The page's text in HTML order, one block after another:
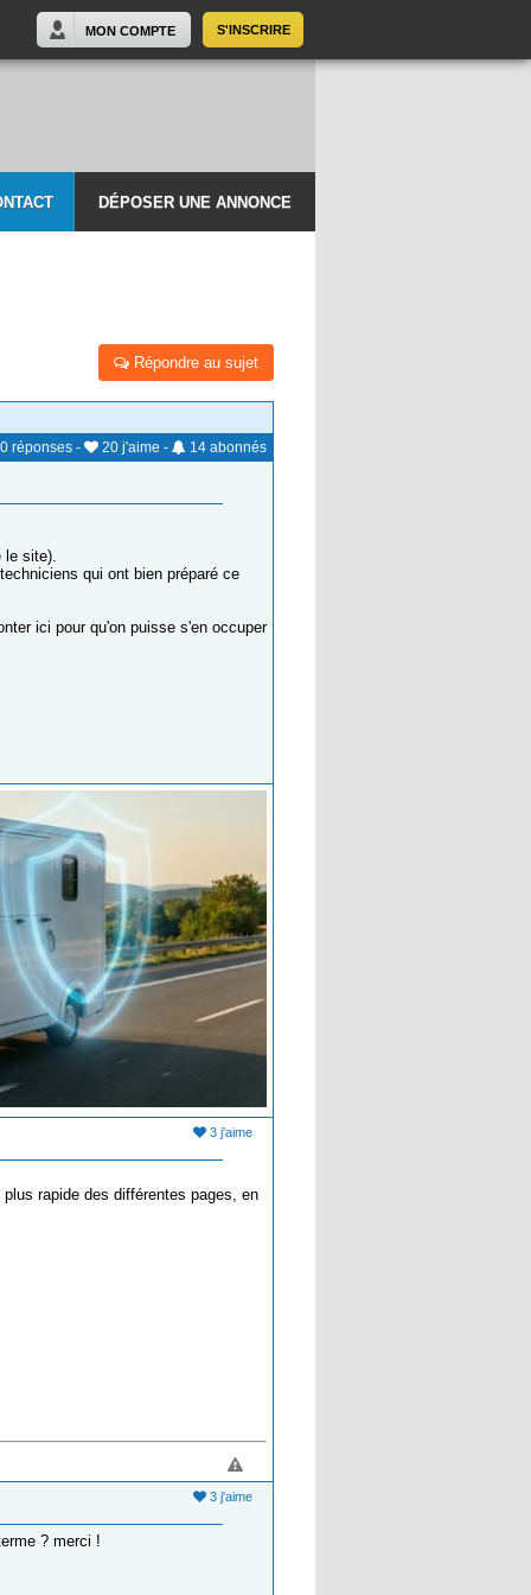
S'INSCRIRE
MON COMPTE
DÉPOSER UNE ANNONCE
Répondre au sujet
réponses - 20 j'aime - 14 abonnés
le site).
qui ont bien préparé ce
ici pour qu'on puisse s'en occuper
3 j'aime
rapide des différentes pages, en
3 j'aime
? merci !